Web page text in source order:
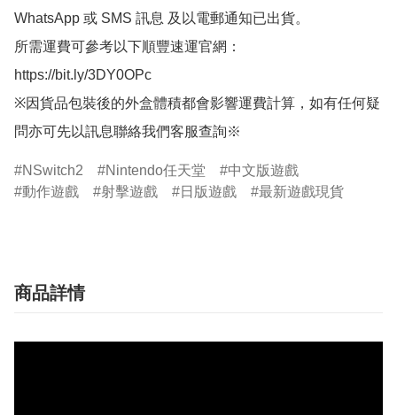
WhatsApp 或 SMS 訊息 及以電郵通知已出貨。
所需運費可參考以下順豐速運官網：
https://bit.ly/3DY0OPc
※因貨品包裝後的外盒體積都會影響運費計算，如有任何疑
問亦可先以訊息聯絡我們客服查詢※
NSwitch2 Nintendo任天堂
中文版遊戲
動作遊戲
射擊遊戲 日版遊戲 最新遊戲現貨
商品詳情